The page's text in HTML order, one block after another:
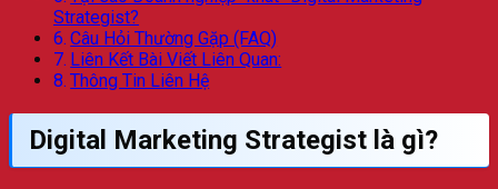
Strategist?
Câu Hỏi Thường Gặp (FAQ)
Liên Kết Bài Viết Liên Quan:
Thông Tin Liên Hệ
Digital Marketing Strategist là gì?